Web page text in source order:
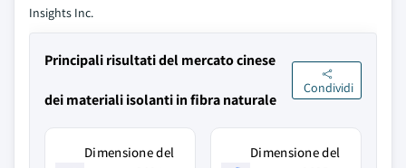
Insights Inc.
Principali risultati del mercato cinese
dei materiali isolanti in fibra naturale
Condividi
Dimensione del
Dimensione del